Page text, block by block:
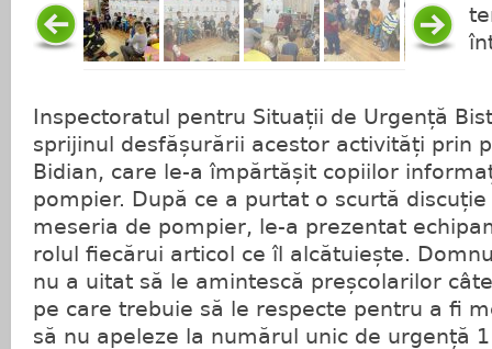
Inspectoratul pentru Situații de Urgență
sprijinul desfășurării acestor activități prin
Bidian, care le-a împărtășit copiilor
pompier. După ce a purtat o scurtă
meseria de pompier, le-a prezentat
rolul fiecărui articol ce îl alcătuiește.
nu a uitat să le amintescă preșcolarilor
pe care trebuie să le respecte pentru a fi
să nu apeleze la numărul unic de urgență